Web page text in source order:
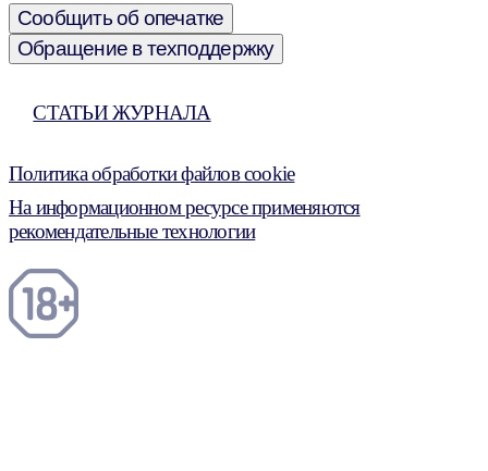
Сообщить об опечатке
Обращение в техподдержку
СТАТЬИ ЖУРНАЛА
Политика обработки файлов cookie
На информационном ресурсе применяются
рекомендательные технологии